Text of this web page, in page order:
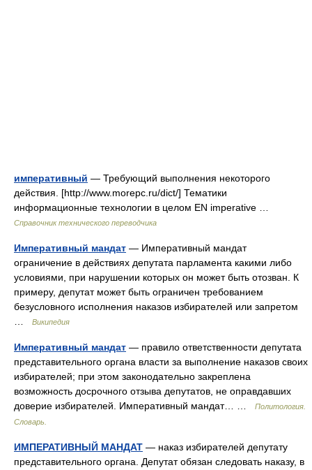
императивный — Требующий выполнения некоторого
действия. [http://www.morepc.ru/dict/] Тематики
информационные технологии в целом EN imperative …
Справочник технического переводчика
Императивный мандат — Императивный мандат
ограничение в действиях депутата парламента какими либо
условиями, при нарушении которых он может быть отозван. К
примеру, депутат может быть ограничен требованием
безусловного исполнения наказов избирателей или запретом
Википедия
Императивный мандат — правило ответственности депутата
представительного органа власти за выполнение наказов своих
избирателей; при этом законодательно закреплена
возможность досрочного отзыва депутатов, не оправдавших
доверие избирателей. Императивный мандат… …
Политология.
Словарь.
ИМПЕРАТИВНЫЙ МАНДАТ — наказ избирателей депутату
представительного органа. Депутат обязан следовать наказу, в